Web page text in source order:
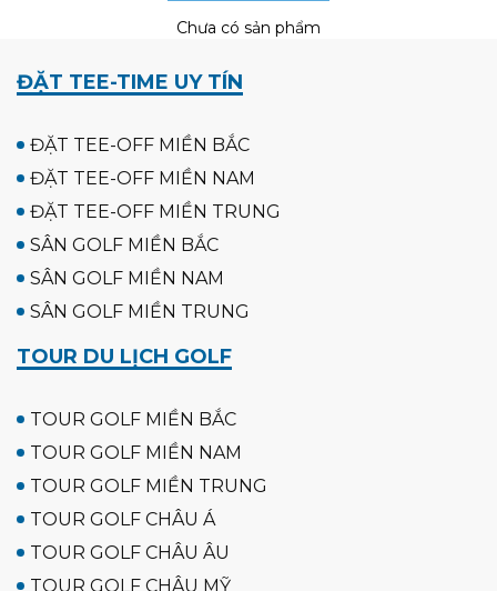
Chưa có sản phẩm
ĐẶT TEE-TIME UY TÍN
ĐẶT TEE-OFF MIỀN BẮC
ĐẶT TEE-OFF MIỀN NAM
ĐẶT TEE-OFF MIỀN TRUNG
SÂN GOLF MIỀN BẮC
SÂN GOLF MIỀN NAM
SÂN GOLF MIỀN TRUNG
TOUR DU LỊCH GOLF
TOUR GOLF MIỀN BẮC
TOUR GOLF MIỀN NAM
TOUR GOLF MIỀN TRUNG
TOUR GOLF CHÂU Á
TOUR GOLF CHÂU ÂU
TOUR GOLF CHÂU MỸ